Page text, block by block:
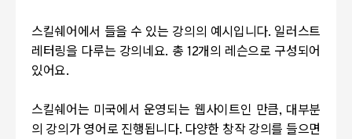
스킬쉐어에서 들을 수 있는 강의의 예시입니다. 일러스트
레터링을 다루는 강의네요. 총 12개의 레슨으로 구성되어
있어요.
스킬쉐어는 미국에서 운영되는 웹사이트인 만큼, 대부분
의 강의가 영어로 진행됩니다. 다양한 창작 강의를 들으면